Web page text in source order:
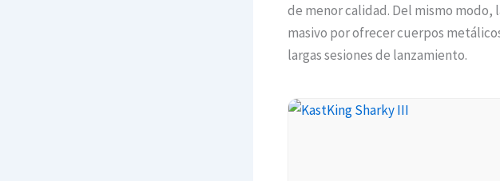
de menor calidad. Del mismo modo,
masivo por ofrecer cuerpos
largas sesiones de lanzamiento.